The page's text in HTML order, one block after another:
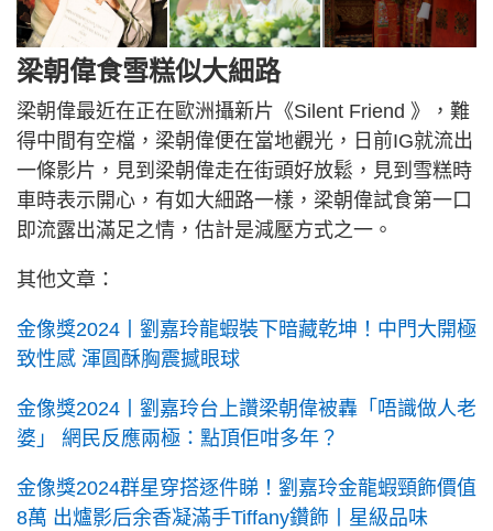
梁朝偉食雪糕似大細路
梁朝偉最近在正在歐洲攝新片《Silent Friend 》，難
得中間有空檔，梁朝偉便在當地觀光，日前IG就流出
一條影片，見到梁朝偉走在街頭好放鬆，見到雪糕時
車時表示開心，有如大細路一樣，梁朝偉試食第一口
即流露出滿足之情，估計是減壓方式之一。
其他文章：
金像獎2024丨劉嘉玲龍蝦裝下暗藏乾坤！中門大開極
致性感 渾圓酥胸震撼眼球
金像獎2024丨劉嘉玲台上讚梁朝偉被轟「唔識做人老
婆」 網民反應兩極：點頂佢咁多年？
金像獎2024群星穿搭逐件睇！劉嘉玲金龍蝦頸飾價值
8萬 出爐影后余香凝滿手Tiffany鑽飾丨星級品味